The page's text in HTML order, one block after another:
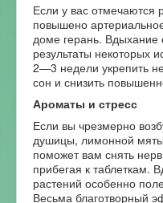
Если у вас отмечаются
повышено
доме герань. Вдыхание
результаты некоторых
2—3 недели укрепить
сон и снизить
Ароматы и стресс
Если вы чрезмерно
душицы, лимонной
поможет вам снять
прибегая к таблеткам.
растений особенно
Весьма благотворный